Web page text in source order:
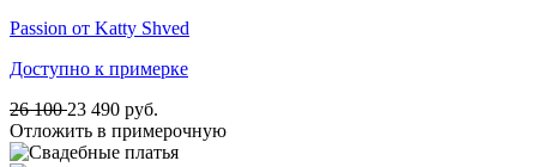
Passion от Katty Shved
Доступно к примерке
26 10023 490 руб.
Отложить в примерочную